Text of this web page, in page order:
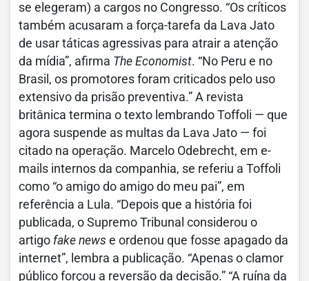
se elegeram) a cargos no Congresso. “Os críticos
também acusaram a força-tarefa da Lava Jato
de usar táticas agressivas para atrair a atenção
da mídia”, afirma The Economist. “No Peru e no
Brasil, os promotores foram criticados pelo uso
extensivo da prisão preventiva.” A revista
britânica termina o texto lembrando Toffoli — que
agora suspende as multas da Lava Jato — foi
citado na operação. Marcelo Odebrecht, em e-
mails internos da companhia, se referiu a Toffoli
como “o amigo do amigo do meu pai”, em
referência a Lula. “Depois que a história foi
publicada, o Supremo Tribunal considerou o
artigo fake news e ordenou que fosse apagado da
internet”, lembra a publicação. “Apenas o clamor
público forçou a reversão da decisão.” “A ruína da